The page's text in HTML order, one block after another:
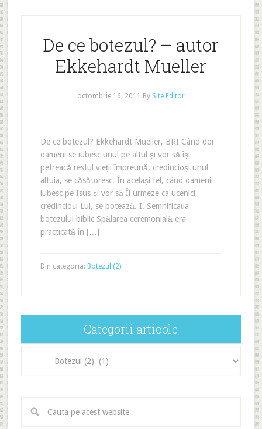
De ce botezul? – autor
Ekkehardt Mueller
octombrie 16, 2011 By Site Editor
De ce botezul? Ekkehardt Mueller, BRI Când doi
oameni se iubesc unul pe altul și vor să își
petreacă restul vieții împreună, credincioși unul
altuia, se căsătoresc. În același fel, când oamenii
iubesc pe Isus și vor să Îl urmeze ca ucenici,
credincioși Lui, se botează. I. Semnificația
botezului biblic Spălarea ceremonială era
practicată în […]
Din categoria: Botezul (2)
Categorii articole